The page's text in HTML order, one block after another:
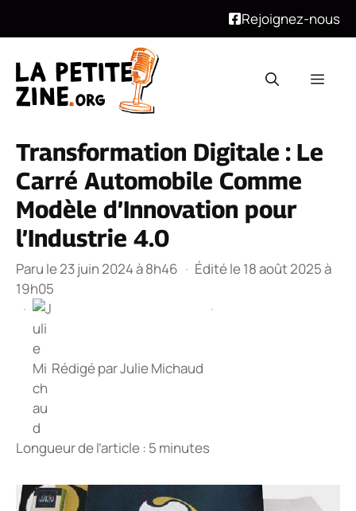
Rejoignez-nous
contenu
Transformation Digitale : Le
Carré Automobile Comme
Modèle d’Innovation pour
l’Industrie 4.0
Paru le 23 juin 2024 à 8h46 · Édité le 18 août 2025 à
19h05
·
Rédigé parJulie Michaud
·
Longueur de l’article : 5 minutes